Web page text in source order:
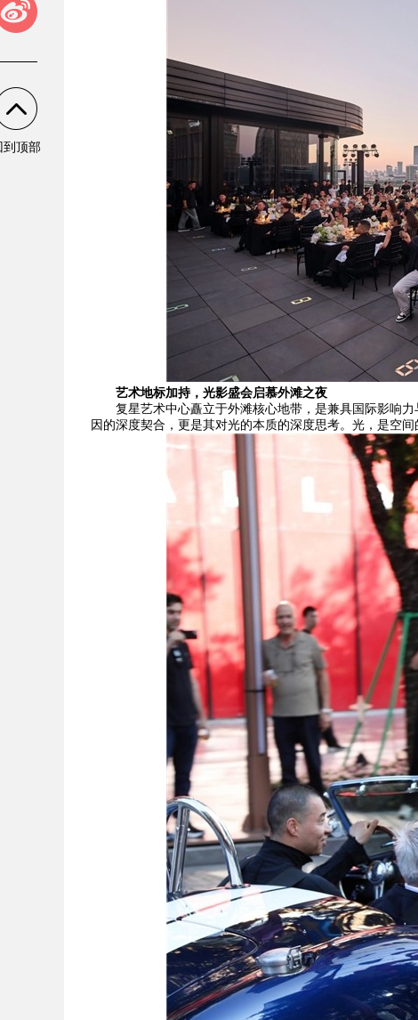
艺术地标加持，光影盛会启慕外滩之夜
复星艺术中心矗立于外滩核心地带，是兼具国际影响
因的深度契合，更是其对光的本质的深度思考。光，是空
到顶部